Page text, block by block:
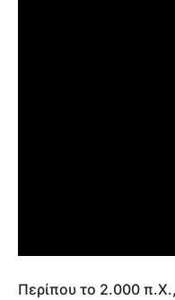
Περίπου το 2.000